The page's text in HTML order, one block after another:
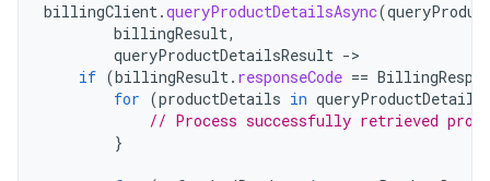
billingClient.queryProductDetailsAsync(
billingResult,
queryProductDetailsResult -
if (billingResult. responseCode ==
for (productDetails in
// Process successfully retrieved
}